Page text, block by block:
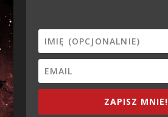
ZAPISZ MNIE!